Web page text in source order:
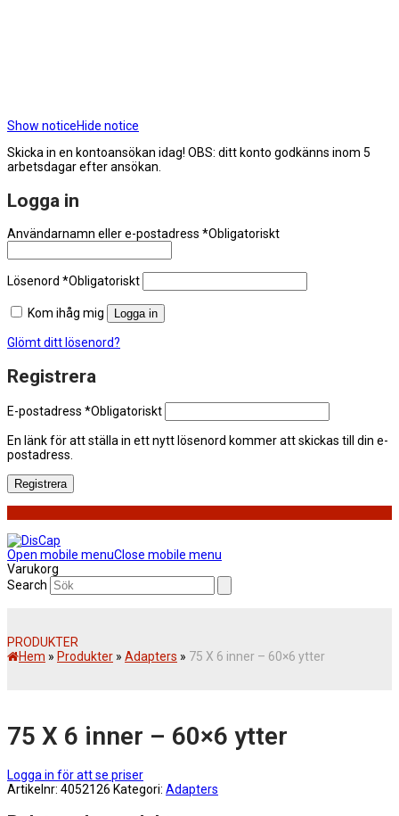
Show noticeHide notice
Skicka in en kontoansökan idag! OBS: ditt konto godkänns inom 5
arbetsdagar efter ansökan.
Logga in
Användarnamn eller e-postadress *Obligatoriskt
Lösenord *Obligatoriskt
Kom ihåg mig Logga in
Glömt ditt lösenord?
Registrera
E-postadress *Obligatoriskt
En länk för att ställa in ett nytt lösenord kommer att skickas till din e-
postadress.
Registrera
Open mobile menuClose mobile menu
Varukorg
Search
PRODUKTER
Hem » Produkter » Adapters » 75 X 6 inner – 60×6 ytter
75 X 6 inner – 60×6 ytter
Logga in för att se priser
Artikelnr: 4052126 Kategori: Adapters